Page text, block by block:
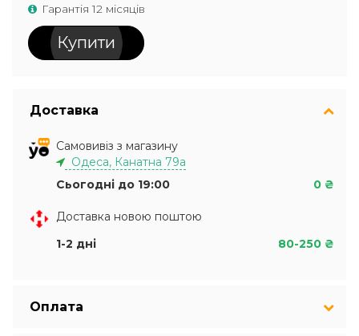
Гарантія 12 місяців
Купити
Доставка
Самовивіз з магазину
Одеса, Канатна 79а
Сьогодні до 19:00
0 ₴
Доставка новою поштою
1-2 дні
80-250 ₴
Оплата